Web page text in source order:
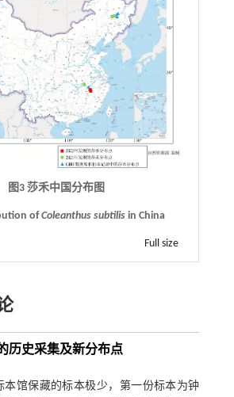
图3 莎禾中国分布图
ofColeanthus subtilis in China
Full size
历史采集及新分布点
本馆保藏的标本极少，第一份标本为钟